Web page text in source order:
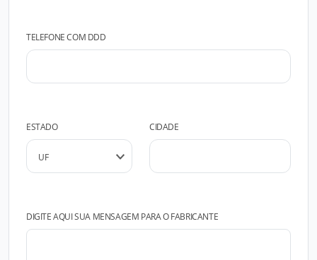
TELEFONE COM DDD
ESTADO CIDADE
DIGITE AQUI SUA MENSAGEM PARA O FABRICANTE